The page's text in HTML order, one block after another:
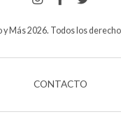
y Más 2026. Todos los
CONTACTO